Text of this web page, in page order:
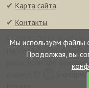
Мы используем файлы
Продолжая, вы
✔ Карта сайта
✔ Контакты
© 2008–2026
На странице
рады, если при их